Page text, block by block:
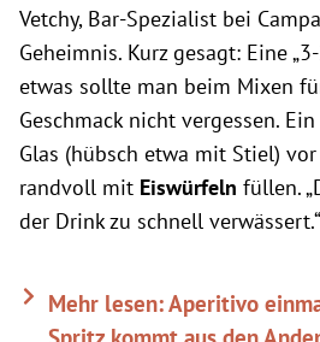
Vetchy, Bar-Spezialist bei
Geheimnis. Kurz gesagt: Eine
etwas sollte man beim Mixen
Geschmack nicht vergessen.
Glas (hübsch etwa mit Stiel)
randvoll mit Eiswürfeln füllen.
der Drink zu schnell verwässert.“
Mehr lesen: Aperitivo